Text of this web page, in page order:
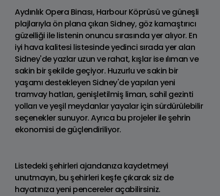
Aydınlık Opera Binası, Harbour Köprüsü ve güneşli
plajlarıyla ön plana çıkan Sidney, göz kamaştırıcı
güzelliği ile listenin onuncu sırasında yer alıyor. En
iyi hava kalitesi listesinde yedinci sırada yer alan
Sidney'de yazlar uzun ve rahat, kışlar ise ılıman ve
sakin bir şekilde geçiyor. Huzurlu ve sakin bir
yaşamı destekleyen Sidney'de yapılan yeni
tramvay hatları, genişletilmiş liman, sahil gezinti
yolları ve yeşil meydanlar yayalar için sürdürülebilir
seçenekler sunuyor. Ayrıca bu projeler ile şehrin
ekonomisi de güçlendiriliyor.
Listedeki şehirleri ajandanıza kaydetmeyi
unutmayın, bu şehirleri keşfe çıkarak siz de
hayatınıza yeni pencereler açabilirsiniz.